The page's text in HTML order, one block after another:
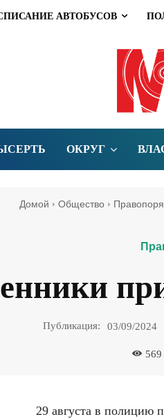
АВТОБУСОВ
ОКРУГ
Домой Общество
Публикация: 03/09/2024
569
29 августа в полицию